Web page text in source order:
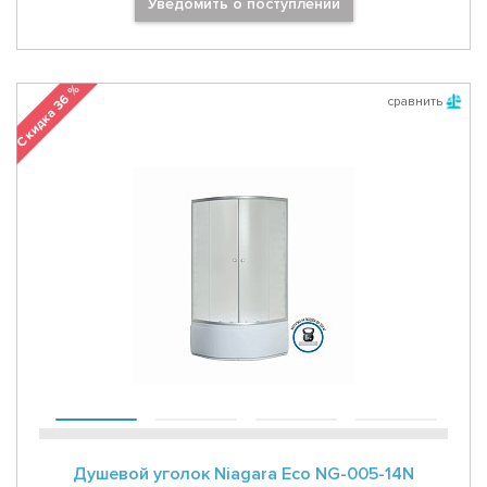
сравнить
Скидка 36 %
Душевой уголок Niagara Eco NG-005-14N